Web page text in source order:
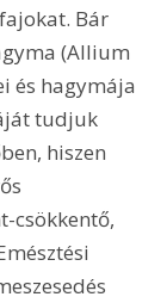
Bár
(Allium
és hagymája
tudjuk
hiszen
csökkentő,